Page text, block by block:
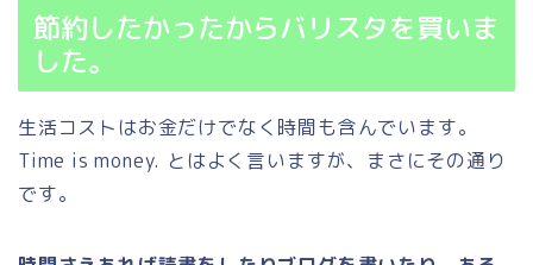
節約したかったからバリスタを買いま
した。
生活コストはお金だけでなく時間も含んでいます。
Time is money. とはよく言いますが、まさにその通り
です。